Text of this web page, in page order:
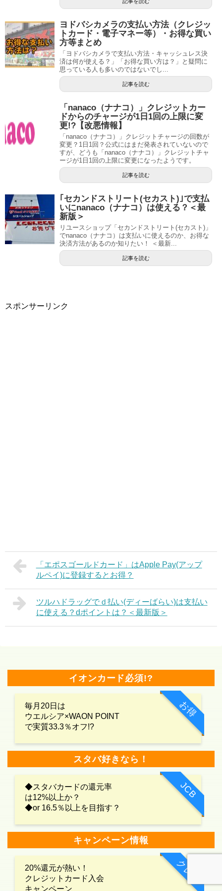
ヨドバシカメラの支払い方法（クレジッ
トカード・電子マネー等）・お得な買い
方等まとめ
「ヨドバシカメラで支払い方法・キャッシュレス決
済は何が使える？」「お得な買い方は？」と疑問に
思っている人も多いのではないでし...
記事を読む
「nanaco（ナナコ）」クレジットカー
ドからのチャージが1日1回の上限に変
更!?【改悪情報】
「nanaco（ナナコ）」クレジットチャージの回数が
変更？1日1回？公式にはまだ発表されていないので
すが、どうも「nanaco（ナナコ）」クレジットチャ
ージが1日1回の上限に変更になったようです。
記事を読む
｢セカンドストリート(セカスト)｣で支払
いにnanaco（ナナコ）は使える？＜最
新版＞
リユースショップ「セカンドストリート(セカスト)」
でnanaco（ナナコ）は支払いに使えるのか、お得な
決済方法があるのか知りたい！ ＜最新...
記事を読む
スポンサーリンク
「エポスゴールドカード」はApple Pay(アップ
ルペイ)に登録するとお得？
ツルハドラッグでｄ払い(ディーばらい)は支払い
に使える？dポイントは？＜最新版＞
イオンカード必須!?
お得
毎月20日は
ウエルシア×WAON POINT
で実質33.3％オフ!?
スタバ好きなら！
JCB
◆スタバカードの還元率
は12%以上か？
◆or 16.5％以上を目指す？
キャンペーン情報
クレカ
20%還元が熱い！
クレジットカード入会
キャンペーン